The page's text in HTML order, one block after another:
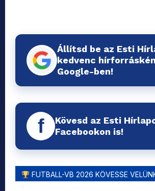
Állítsd be az Esti
kedvenc
Google-ben!
f
Kövesd az Esti
Facebookon is!
FUTBALL-VB 2026 KÖVESSE